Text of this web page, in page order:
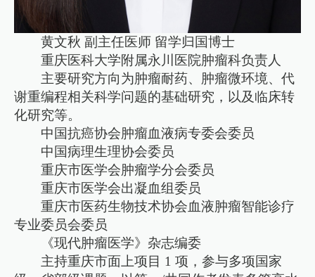
黄文秋 副主任医师 留学归国博士
重庆医科大学附属永川医院肿瘤科负责人
主要研究方向为肿瘤耐药、肿瘤微环境、代
谢重编程相关科学问题的基础研究，以及临床转
化研究等。
中国抗癌协会肿瘤血液病专委会委员
中国病理生理协会委员
重庆市医学会肿瘤学分会委员
重庆市医学会出凝血组委员
重庆市医药生物技术协会血液肿瘤智能诊疗
专业委员会委员
《现代肿瘤医学》杂志编委
主持重庆市面上项目 1 项，参与多项国家